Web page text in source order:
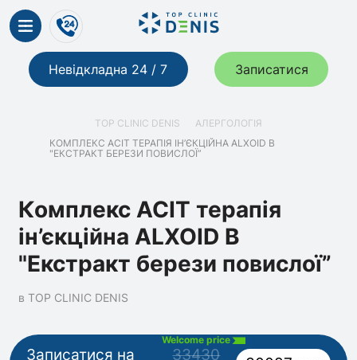
Невідкладна 24 / 7 Записатися
TOP CLINIC DENIS
АЛЕРГОЛОГІЯ
КОМПЛЕКС АСІТ ТЕРАПІЯ ІН’ЄКЦІЙНА ALXOID B
"ЕКСТРАКТ БЕРЕЗИ ПОВИСЛОЇ”
Комплекс АСІТ терапія
ін’єкційна ALXOID B
"Екстракт берези повислої”
в TOP CLINIC DENIS
Записатися на
Welcome price
33430